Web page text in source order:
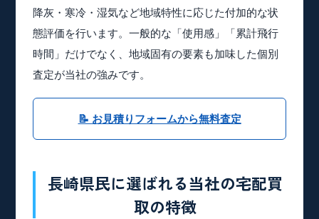
降灰・寒冷・湿気など地域特性に応じた付加的な状
態評価を行います。一般的な「使用感」「累計飛行
時間」だけでなく、地域固有の要素も加味した個別
査定が当社の強みです。
📝 お見積りフォームから無料査定
長崎県民に選ばれる当社の宅配買
取の特徴